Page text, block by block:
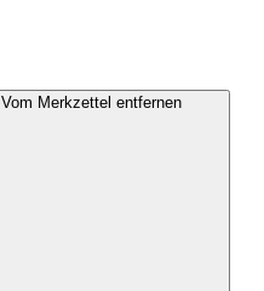
Vom Merkzettel entfernen